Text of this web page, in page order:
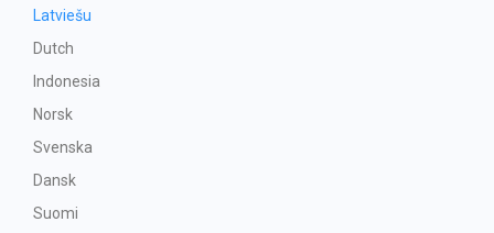
Latviešu
Dutch
Indonesia
Norsk
Svenska
Dansk
Suomi